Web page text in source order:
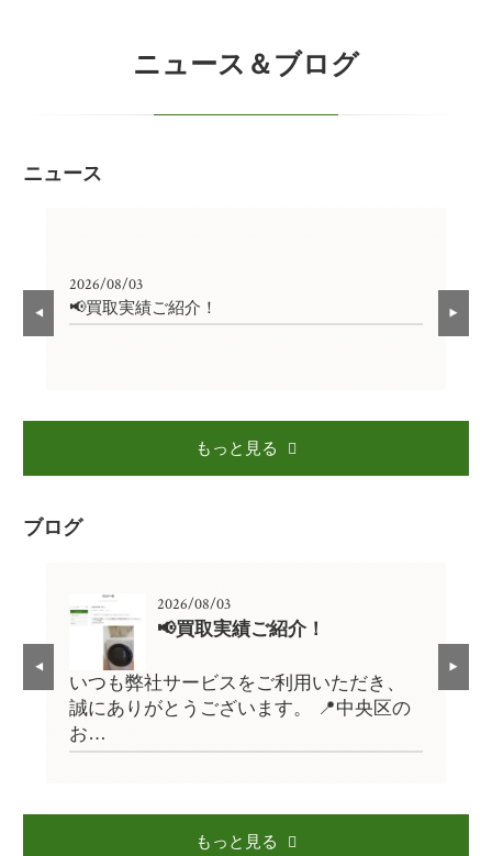
ニュース＆ブログ
ニュース
2026/08/03
📢買取実績ご紹介！
もっと見る
ブログ
2026/08/03
📢買取実績ご紹介！
いつも弊社サービスをご利用いただき、
誠にありがとうございます。 📍中央区の
お…
もっと見る